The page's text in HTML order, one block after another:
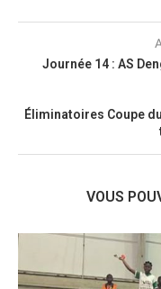
Journée 14 : AS
Éliminatoires Coupe
VOUS